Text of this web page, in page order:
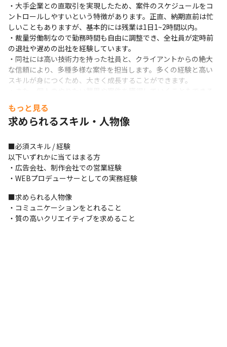
・大手企業との直取引を実現したため、案件のスケジュールをコ
ントロールしやすいという特徴があります。正直、納期直前は忙
しいこともありますが、基本的には残業は1日1~2時間以内。
・裁量労働制なので勤務時間も自由に調整でき、全社員が定時前
の退社や遅めの出社を経験しています。
・同社には高い技術力を持った社員と、クライアントからの絶大
な信頼により、多種多様な案件を担当します。多くの経験と高い
スキルが身につくため、大きく成長することができます。
・案件の獲得からクロージングまで担当することで、プロジェク
トのすべての工程を学ぶことができます。
働くことができます。もちろん、フォローの体制もご用意できて
います。
もっと見る
求められるスキル・人物像
■必須スキル / 経験
以下いずれかに当てはまる方
・広告会社、制作会社での営業経験
・WEBプロデューサーとしての実務経験
■求められる人物像
・コミュニケーションをとれること
・質の高いクリエイティブを求めること